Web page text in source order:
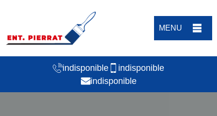
MENU
indisponible
indisponible
indisponible